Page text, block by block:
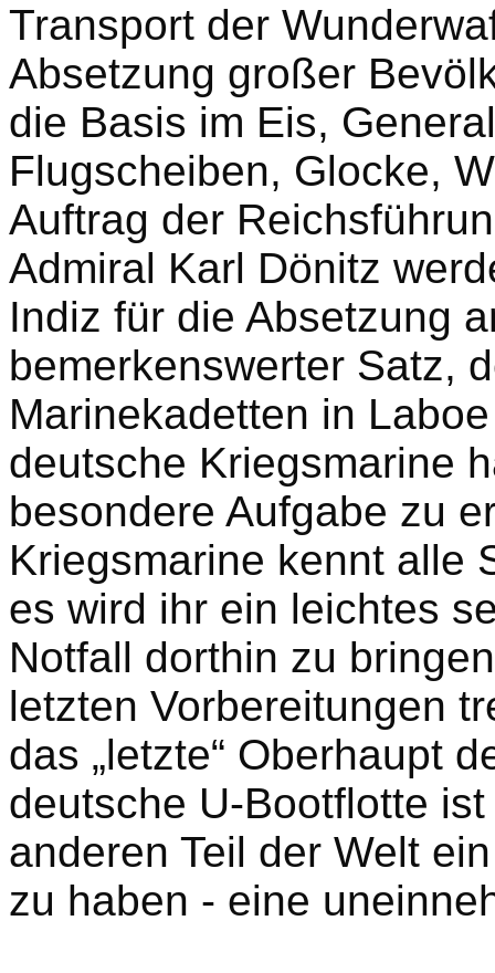
Transport der
Absetzung großer
die Basis im Eis,
Flugscheiben, Glocke,
Auftrag der
Admiral Karl Dönitz
Indiz für die Absetzung
bemerkenswerter Satz,
Marinekadetten in
deutsche Kriegsmarine
besondere Aufgabe zu
Kriegsmarine kennt alle
es wird ihr ein leichtes
Notfall dorthin zu
letzten Vorbereitungen
das „letzte“ Oberhaupt
deutsche U-Bootflotte
anderen Teil der Welt
zu haben - eine